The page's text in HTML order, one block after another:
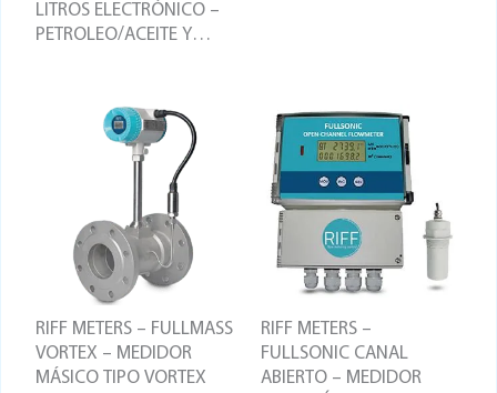
LITROS ELECTRÓNICO –
PETROLEO/ACEITE Y
RIFF METERS – FULLMASS
VORTEX – MEDIDOR
MÁSICO TIPO VORTEX
RIFF METERS –
FULLSONIC CANAL
ABIERTO – MEDIDOR